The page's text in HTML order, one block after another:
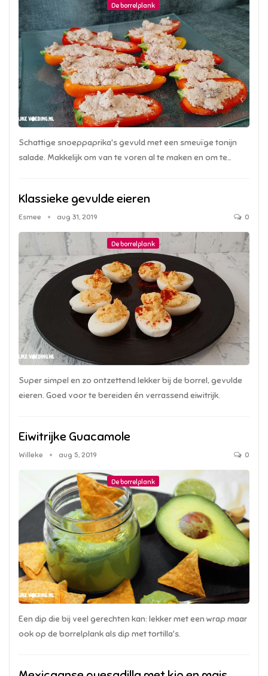
De borrelplank
Schattige snoeppaprika's gevuld met een smeuïge tonijn
salade. Makkelijk om van te voren al te maken en om te…
Klassieke gevulde eieren
Esmee aug 31, 2019 0
De borrelplank
Super simpel en zo ontzettend lekker bij de borrel, gevulde
eieren. Goed voor te bereiden én verrassend eiwitrijk.
Eiwitrijke Guacamole
Willeke aug 5, 2019 0
De borrelplank
Een dip die bij veel gerechten kan: lekker met een wrap maar
ook op de borrelplank als dip met tortilla's.